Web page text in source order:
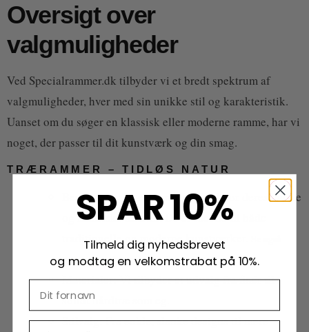
Oversigt over
valgmuligheder
Ved Specialrammer.dk tilbyder vi et bredt spektrum af
valgmuligheder, hver med sin unikke stil og karakteristik.
Uanset om du søger en klassisk eller moderne ramme, har vi
noget, der passer til dit kunstværk og din smag.
TRÆRAMMER – TIDLØS NATUR
Beskrivelse: Trærammer er kendt for deres varme
og klassiske æstetik. De er ideelle til både
traditionelle og moderne kunstværker.
trærammer i standardmål.
Materialer: Vi tilbyder et udvalg fra finér til
solidt hårdtræ som eg.
Stilvalg: Fra enkle, slanke designs til mere
SPAR 10%
Tilmeld dig nyhedsbrevet
og modtag en velkomstrabat på 10%.